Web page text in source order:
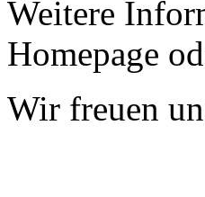
Weitere
Homepage
Wir freuen